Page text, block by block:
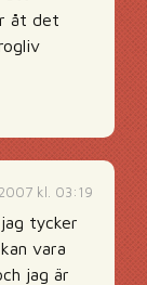
åt det
kl. 03:19
tycker
vara
jag är